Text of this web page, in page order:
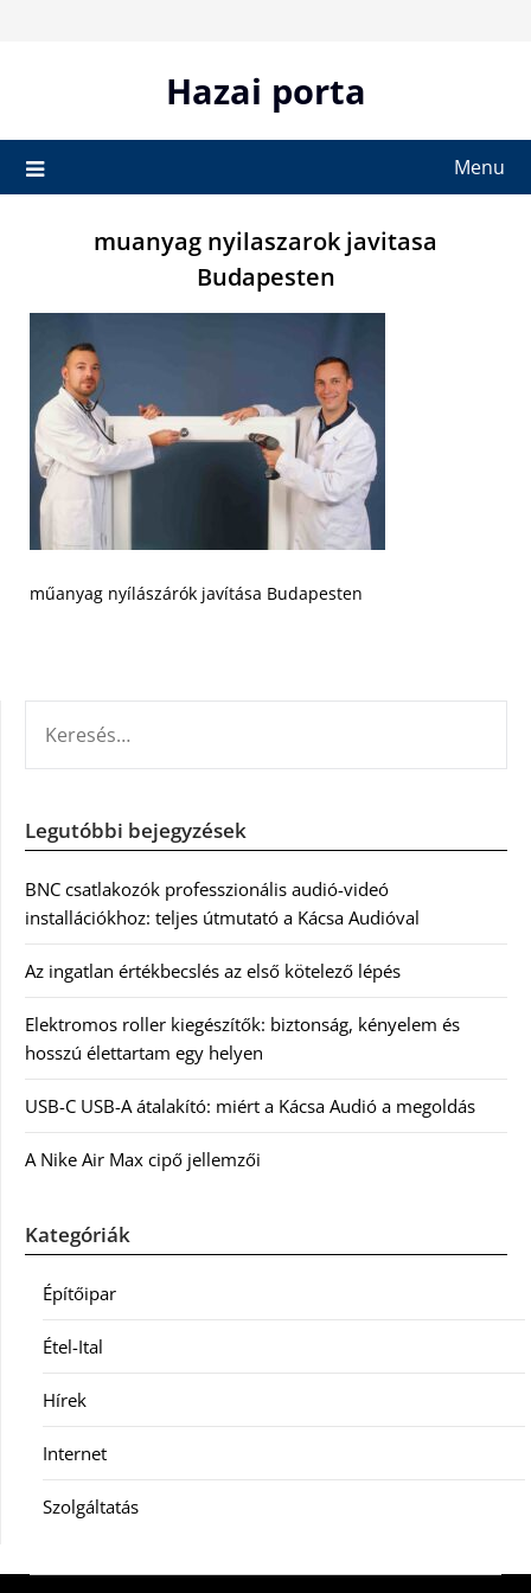
Hazai porta
Menu
muanyag nyilaszarok javitasa
Budapesten
műanyag nyílászárók javítása Budapesten
Legutóbbi bejegyzések
BNC csatlakozók professzionális audió-videó
installációkhoz: teljes útmutató a Kácsa Audióval
Az ingatlan értékbecslés az első kötelező lépés
Elektromos roller kiegészítők: biztonság, kényelem és
hosszú élettartam egy helyen
USB-C USB-A átalakító: miért a Kácsa Audió a megoldás
A Nike Air Max cipő jellemzői
Kategóriák
Építőipar
Étel-Ital
Hírek
Internet
Szolgáltatás